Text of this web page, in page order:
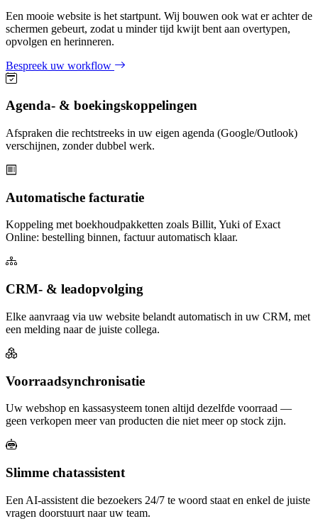
Een mooie website is het startpunt. Wij bouwen ook wat er achter de
schermen gebeurt, zodat u minder tijd kwijt bent aan overtypen,
opvolgen en herinneren.
Bespreek uw workflow
Agenda- & boekingskoppelingen
Afspraken die rechtstreeks in uw eigen agenda (Google/Outlook)
verschijnen, zonder dubbel werk.
Automatische facturatie
Koppeling met boekhoudpakketten zoals Billit, Yuki of Exact
Online: bestelling binnen, factuur automatisch klaar.
CRM- & leadopvolging
Elke aanvraag via uw website belandt automatisch in uw CRM, met
een melding naar de juiste collega.
Voorraadsynchronisatie
Uw webshop en kassasysteem tonen altijd dezelfde voorraad —
geen verkopen meer van producten die niet meer op stock zijn.
Slimme chatassistent
Een AI-assistent die bezoekers 24/7 te woord staat en enkel de juiste
vragen doorstuurt naar uw team.